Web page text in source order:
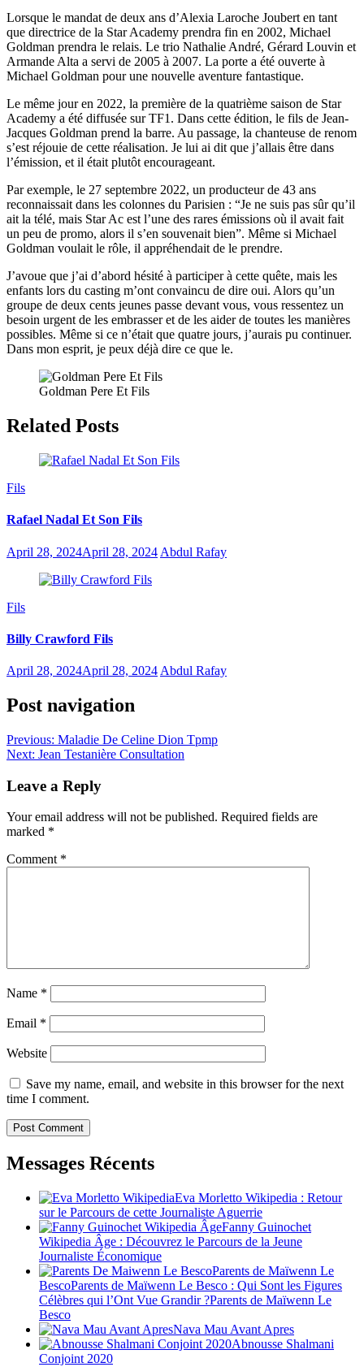
Lorsque le mandat de deux ans d’Alexia Laroche Joubert en tant
que directrice de la Star Academy prendra fin en 2002, Michael
Goldman prendra le relais. Le trio Nathalie André, Gérard Louvin et
Armande Alta a servi de 2005 à 2007. La porte a été ouverte à
Michael Goldman pour une nouvelle aventure fantastique.
Le même jour en 2022, la première de la quatrième saison de Star
Academy a été diffusée sur TF1. Dans cette édition, le fils de Jean-
Jacques Goldman prend la barre. Au passage, la chanteuse de renom
s’est réjouie de cette réalisation. Je lui ai dit que j’allais être dans
l’émission, et il était plutôt encourageant.
Par exemple, le 27 septembre 2022, un producteur de 43 ans
reconnaissait dans les colonnes du Parisien : “Je ne suis pas sûr qu’il
ait la télé, mais Star Ac est l’une des rares émissions où il avait fait
un peu de promo, alors il s’en souvenait bien”. Même si Michael
Goldman voulait le rôle, il appréhendait de le prendre.
J’avoue que j’ai d’abord hésité à participer à cette quête, mais les
enfants lors du casting m’ont convaincu de dire oui. Alors qu’un
groupe de deux cents jeunes passe devant vous, vous ressentez un
besoin urgent de les embrasser et de les aider de toutes les manières
possibles. Même si ce n’était que quatre jours, j’aurais pu continuer.
Dans mon esprit, je peux déjà dire ce que le.
Goldman Pere Et Fils
Related Posts
Fils
Rafael Nadal Et Son Fils
April 28, 2024April 28, 2024 Abdul Rafay
Fils
Billy Crawford Fils
April 28, 2024April 28, 2024 Abdul Rafay
Post navigation
Previous: Maladie De Celine Dion Tpmp
Next: Jean Testanière Consultation
Leave a Reply
Your email address will not be published. Required fields are
marked *
Comment *
Name *
Email *
Website
Save my name, email, and website in this browser for the next
time I comment.
Messages Récents
Eva Morletto Wikipedia : Retour
sur le Parcours de cette Journaliste Aguerrie
Fanny Guinochet
Wikipedia Âge : Découvrez le Parcours de la Jeune
Journaliste Économique
Parents de Maïwenn Le
BescoParents de Maïwenn Le Besco : Qui Sont les Figures
Célèbres qui l’Ont Vue Grandir ?Parents de Maïwenn Le
Besco
Nava Mau Avant Apres
Abnousse Shalmani
Conjoint 2020